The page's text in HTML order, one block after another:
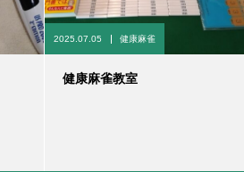
2025.07.05 健康麻雀
健康麻雀教室